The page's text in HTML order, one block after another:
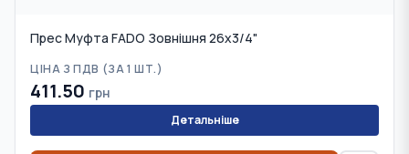
Прес Муфта FADO Зовнішня 26x3/4"
ЦІНА З ПДВ (ЗА 1 ШТ.)
411.50 грн
Детальніше